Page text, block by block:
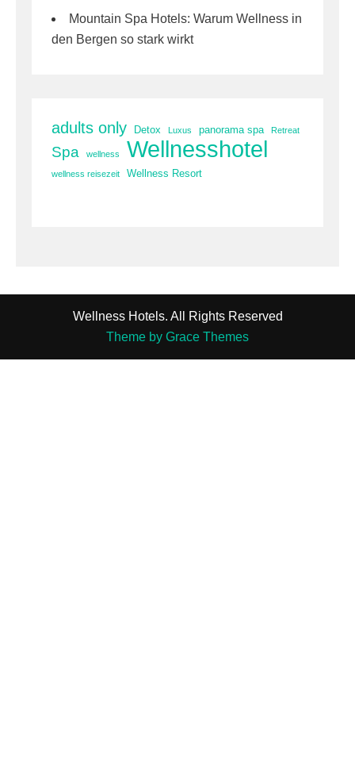
Mountain Spa Hotels: Warum Wellness in
den Bergen so stark wirkt
adults only Detox Luxus panorama spa Retreat
Spa wellness Wellnesshotel
wellness reisezeit Wellness Resort
Wellness Hotels. All Rights Reserved
Theme by Grace Themes